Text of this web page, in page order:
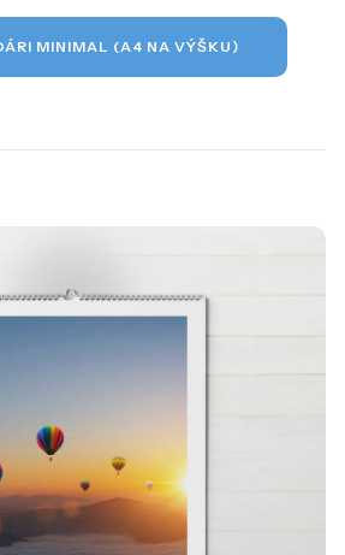
MINIMAL (A4 NA VÝŠKU)